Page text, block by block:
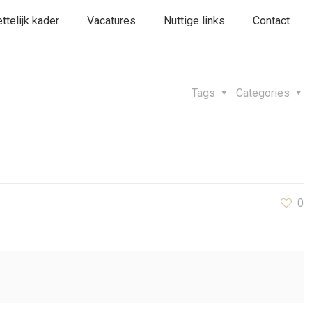
kader Vacatures Nuttige links Contact
Categories
Tags
0